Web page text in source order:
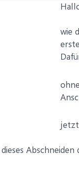
wie
jetzt